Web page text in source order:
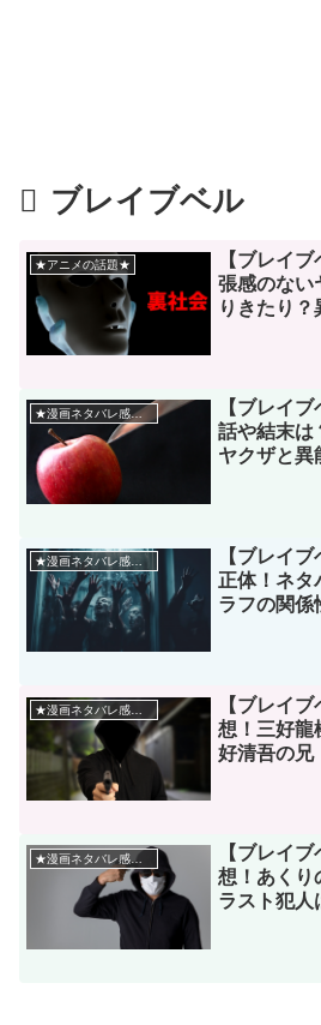
ブレイブベル
★アニメの話題★
【ブレイ
張感のない
りきたり？
★漫画ネタバレ感想★
【ブレイ
話や結末は
ヤクザと異
★漫画ネタバレ感想★
【ブレイ
正体！ネタ
ラフの関係
★漫画ネタバレ感想★
【ブレイ
想！三好龍
好清吾の兄
★漫画ネタバレ感想★
【ブレイ
想！あくり
ラスト犯人